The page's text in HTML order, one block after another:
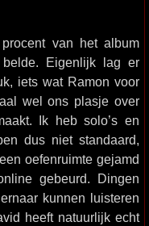
van het album
Eigenlijk lag er
iets wat Ramon voor
wel ons plasje over
Ik heb solo’s en
dus niet standaard,
oefenruimte gejamd
gebeurd. Dingen
kunnen luisteren
heeft natuurlijk echt